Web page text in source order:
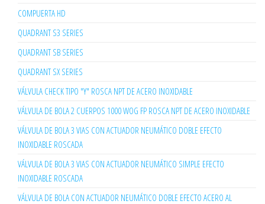
COMPUERTA HD
QUADRANT S3 SERIES
QUADRANT SB SERIES
QUADRANT SX SERIES
VÁLVULA CHECK TIPO "Y" ROSCA NPT DE ACERO INOXIDABLE
VÁLVULA DE BOLA 2 CUERPOS 1000 WOG FP ROSCA NPT DE ACERO INOXIDABLE
VÁLVULA DE BOLA 3 VIAS CON ACTUADOR NEUMÁTICO DOBLE EFECTO
INOXIDABLE ROSCADA
VÁLVULA DE BOLA 3 VIAS CON ACTUADOR NEUMÁTICO SIMPLE EFECTO
INOXIDABLE ROSCADA
VÁLVULA DE BOLA CON ACTUADOR NEUMÁTICO DOBLE EFECTO ACERO AL